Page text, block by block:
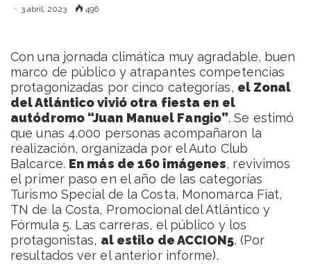
3 abril, 2023 496
Con una jornada climática muy agradable, buen
marco de público y atrapantes competencias
protagonizadas por cinco categorías, el Zonal
del Atlántico vivió otra fiesta en el
autódromo “Juan Manuel Fangio”. Se estimó
que unas 4.000 personas acompañaron la
realización, organizada por el Auto Club
Balcarce. En más de 160 imágenes, revivimos
el primer paso en el año de las categorías
Turismo Special de la Costa, Monomarca Fiat,
TN de la Costa, Promocional del Atlántico y
Fórmula 5. Las carreras, el público y los
protagonistas, al estilo de ACCION5. (Por
resultados ver el anterior informe).